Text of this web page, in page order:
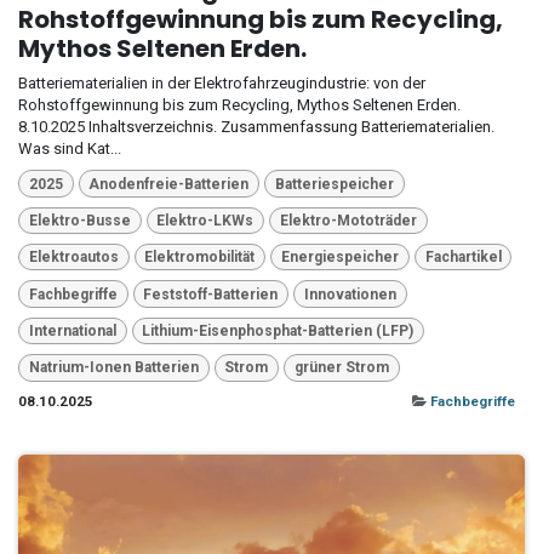
Rohstoffgewinnung bis zum Recycling,
Mythos Seltenen Erden.
Batteriematerialien in der Elektrofahrzeugindustrie: von der
Rohstoffgewinnung bis zum Recycling, Mythos Seltenen Erden.
8.10.2025 Inhaltsverzeichnis. Zusammenfassung Batteriematerialien.
Was sind Kat...
2025 Anodenfreie-Batterien Batteriespeicher
Elektro-Busse Elektro-LKWs Elektro-Mototräder
Elektroautos Elektromobilität Energiespeicher Fachartikel
Fachbegriffe Feststoff-Batterien Innovationen
International Lithium-Eisenphosphat-Batterien (LFP)
Natrium-Ionen Batterien Strom
grüner Strom
08.10.2025
Fachbegriffe